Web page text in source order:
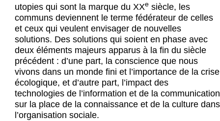
utopies qui sont la marque du XXe siècle, les
communs deviennent le terme fédérateur de celles
et ceux qui veulent envisager de nouvelles
solutions. Des solutions qui soient en phase avec
deux éléments majeurs apparus à la fin du siècle
précédent : d’une part, la conscience que nous
vivons dans un monde fini et l’importance de la crise
écologique, et d’autre part, l’impact des
technologies de l’information et de la communication
sur la place de la connaissance et de la culture dans
l’organisation sociale.